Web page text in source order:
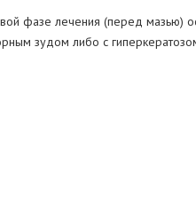
фазе лечения (перед мазью)
зудом либо с